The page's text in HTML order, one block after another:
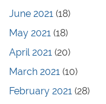
June 2021 (18)
May 2021 (18)
April 2021 (20)
March 2021 (10)
February 2021 (28)